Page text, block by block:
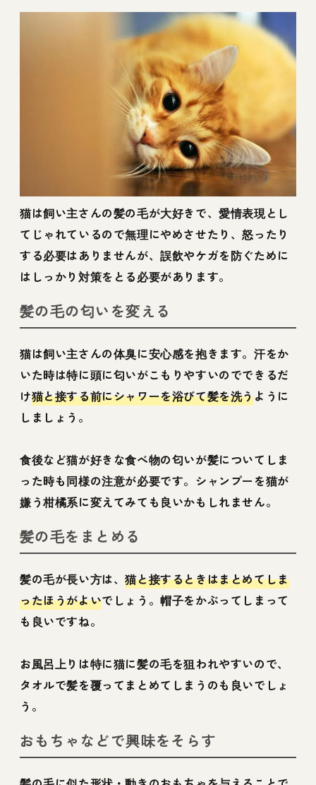
猫は飼い主さんの髪の毛が大好きで、愛情表現とし
てじゃれているので無理にやめさせたり、怒ったり
する必要はありませんが、誤飲やケガを防ぐために
はしっかり対策をとる必要があります。
髪の毛の匂いを変える
猫は飼い主さんの体臭に安心感を抱きます。汗をか
いた時は特に頭に匂いがこもりやすいのでできるだ
け猫と接する前にシャワーを浴びて髪を洗うように
しましょう。
食後など猫が好きな食べ物の匂いが髪についてしま
った時も同様の注意が必要です。シャンプーを猫が
嫌う柑橘系に変えてみても良いかもしれません。
髪の毛をまとめる
髪の毛が長い方は、猫と接するときはまとめてしま
ったほうがよいでしょう。帽子をかぶってしまって
も良いですね。
お風呂上りは特に猫に髪の毛を狙われやすいので、
タオルで髪を覆ってまとめてしまうのも良いでしょ
う。
おもちゃなどで興味をそらす